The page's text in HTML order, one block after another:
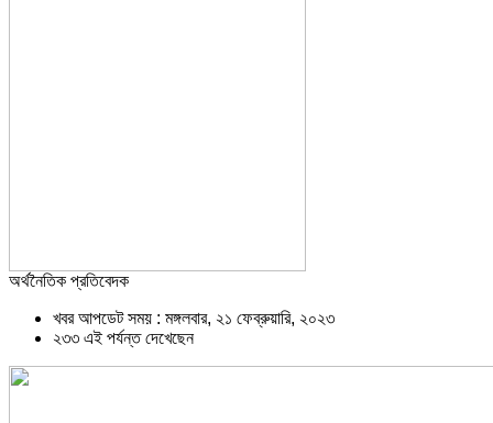
অর্থনৈতিক প্রতিবেদক
খবর আপডেট সময় : মঙ্গলবার, ২১ ফেব্রুয়ারি, ২০২৩
২৩৩ এই পর্যন্ত দেখেছেন